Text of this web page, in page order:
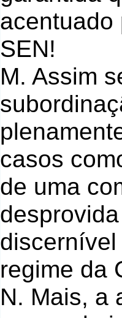
acentuado
SEN!
M. Assim
casos
de uma
regime da
N. Mais, a